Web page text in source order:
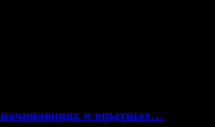
начинающих и опытных…